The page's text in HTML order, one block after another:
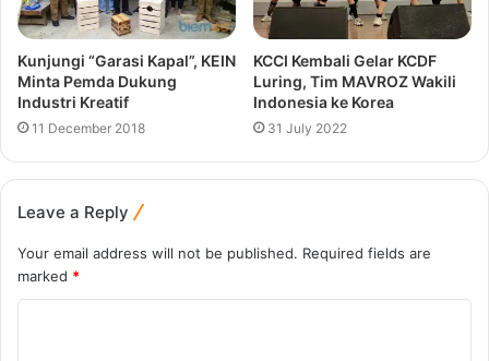
Kunjungi “Garasi Kapal”, KEIN
Minta Pemda Dukung
Industri Kreatif
11 December 2018
KCCI Kembali Gelar KCDF
Luring, Tim MAVROZ Wakili
Indonesia ke Korea
31 July 2022
Leave a Reply
Your email address will not be published. Required fields are
marked *